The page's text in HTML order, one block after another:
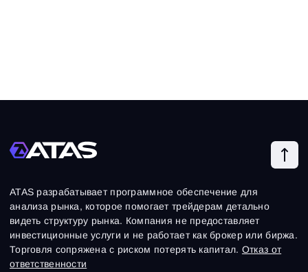
ATAS разрабатывает программное обеспечение для
анализа рынка, которое помогает трейдерам детально
видеть структуру рынка. Компания не предоставляет
инвестиционные услуги и не работает как брокер или биржа.
Торговля сопряжена с риском потерять капитал. Отказ от
ответственности